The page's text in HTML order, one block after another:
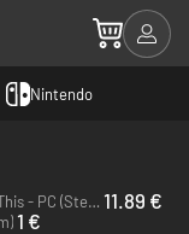
Nintendo
Can't Drive This - PC (Steam) 11.89 €
1 €